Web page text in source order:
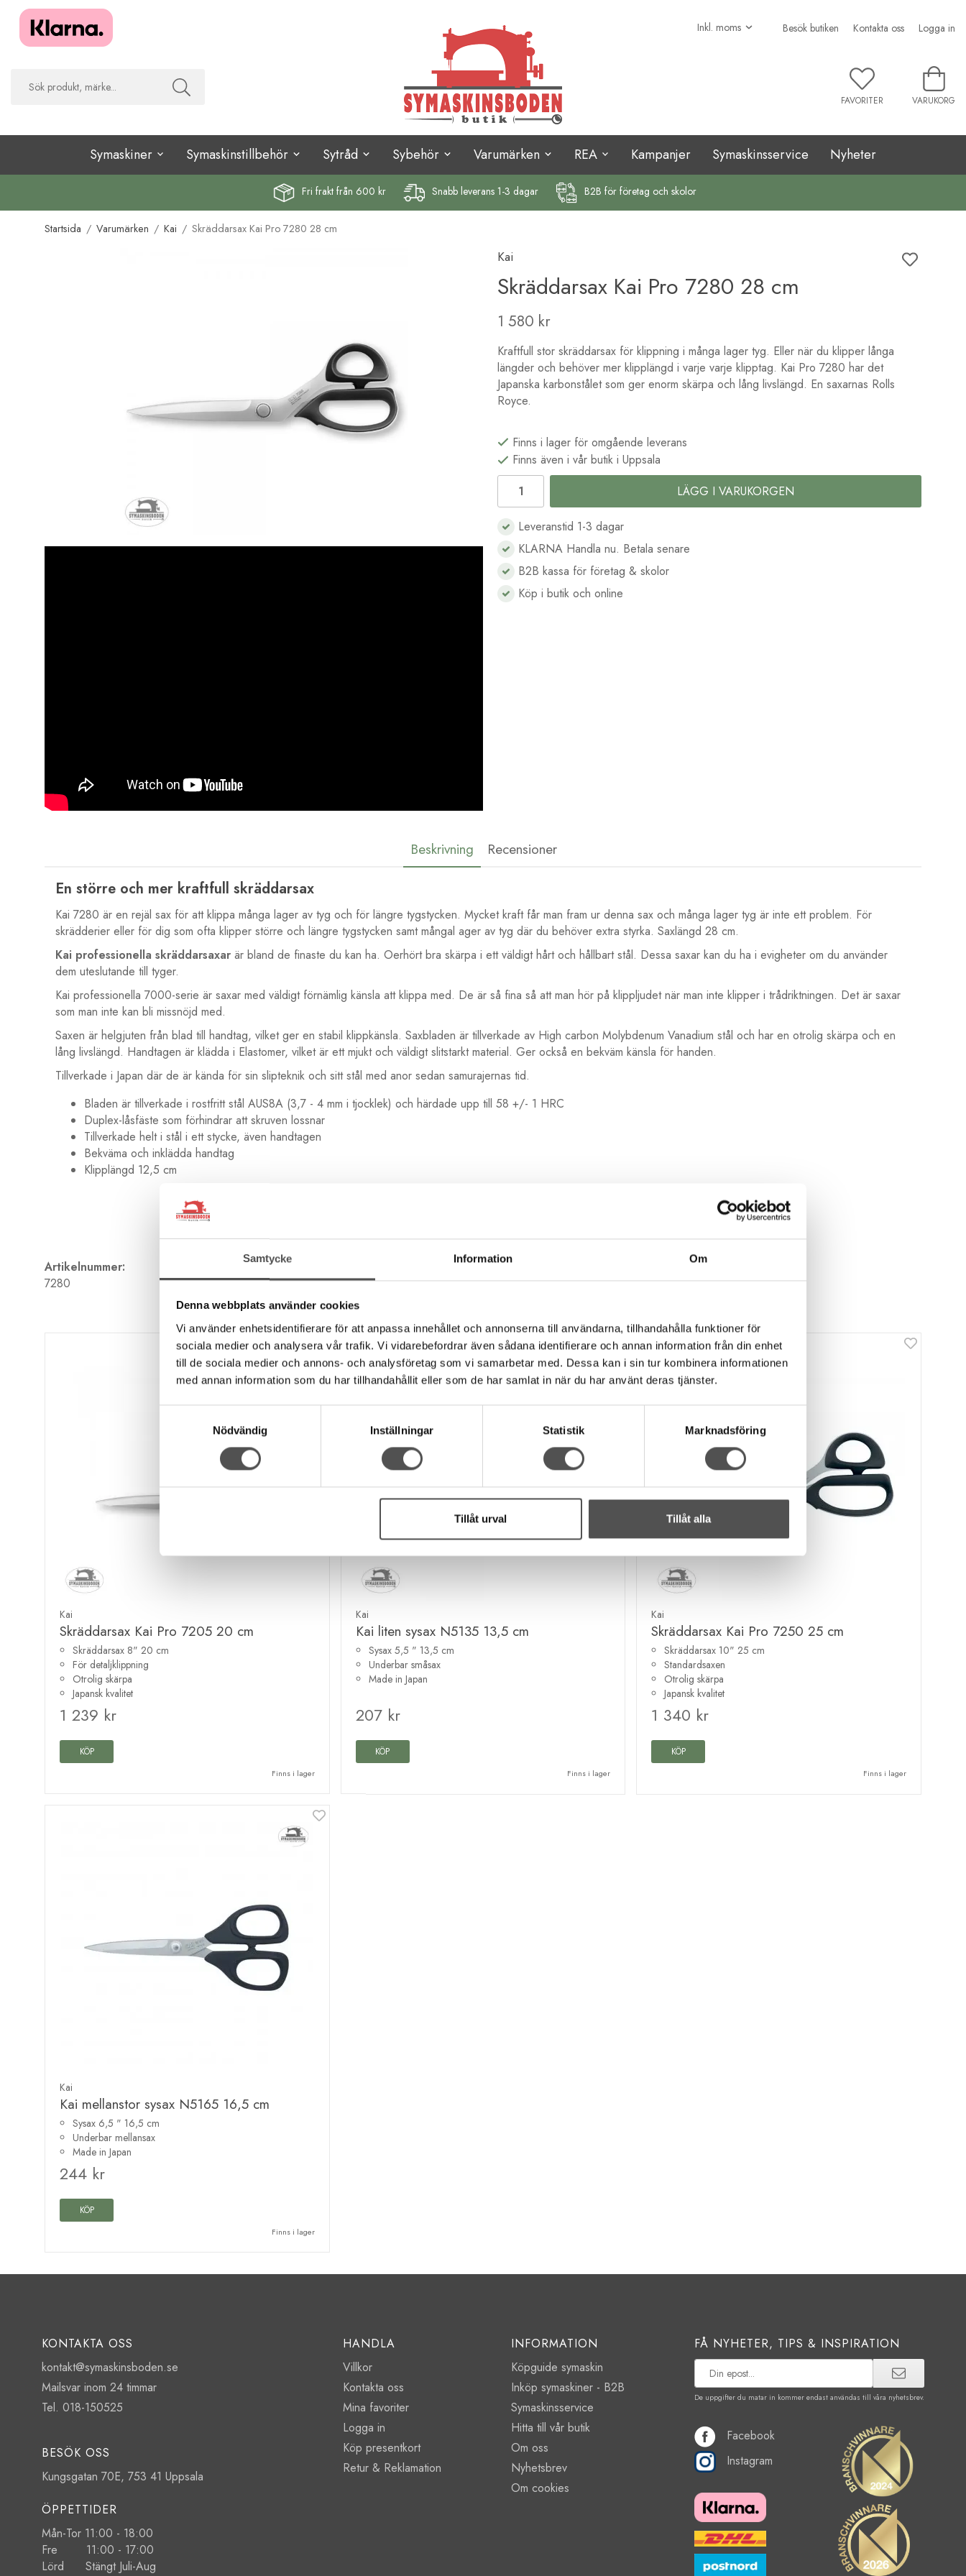
Samtycke Information Om
Denna webbplats använder cookies
Vi använder enhetsidentifierare för att anpassa innehållet och annonserna till användarna, tillhandahålla funktioner för
sociala medier och analysera vår trafik. Vi vidarebefordrar även sådana identifierare och annan information från din enhet
till de sociala medier och annons- och analysföretag som vi samarbetar med. Dessa kan i sin tur kombinera informationen
med annan information som du har tillhandahållit eller som de har samlat in när du har använt deras tjänster.
Nödvändig
Inställningar Statistik Marknadsföring
Tillåt urval Tillåt alla
Besök butiken Kontakta oss Logga in
FAVORITER VARUKORG
Symaskiner Symaskinstillbehör Sytråd Sybehör Varumärken REA Kampanjer Symaskinsservice Nyheter
Fri fraktfrån 600 kr Snabb leverans 1-3 dagar B2B för företag och skolor
Startsida / Varumärken / Kai / Skräddarsax Kai Pro 7280 28 cm
Kai
Skräddarsax Kai Pro 7280 28 cm
1 580 kr
Kraftfull stor skräddarsax för klippning i många lager tyg. Eller när du klipper långa
längder och behöver mer klipplängd i varje varje klipptag. Kai Pro 7280 har det
Japanska karbonstålet som ger enorm skärpa och lång livslängd. En saxarnas Rolls
Royce.
Finns i lager för omgående leverans
Finns även i vår butik i Uppsala
LÄGG I VARUKORGEN
Leveranstid 1-3 dagar
KLARNA Handla nu. Betala senare
B2B kassa för företag & skolor
Köp i butik och online
Beskrivning Recensioner
En större och mer kraftfull skräddarsax
Kai 7280 är en rejäl sax för att klippa många lager av tyg och för längre tygstycken. Mycket kraft får man fram ur denna sax och många lager tyg är inte ett problem. För
skrädderier eller för dig som ofta klipper större och längre tygstycken samt mångal ager av tyg där du behöver extra styrka. Saxlängd 28 cm.
Kai professionella skräddarsaxar är bland de finaste du kan ha. Oerhört bra skärpa i ett väldigt hårt och hållbart stål. Dessa saxar kan du ha i evigheter om du använder
dem uteslutande till tyger.
Kai professionella 7000-serie är saxar med väldigt förnämlig känsla att klippa med. De är så fina så att man hör på klippljudet när man inte klipper i trådriktningen. Det är saxar
som man inte kan bli missnöjd med.
Saxen är helgjuten från blad till handtag, vilket ger en stabil klippkänsla. Saxbladen är tillverkade av High carbon Molybdenum Vanadium stål och har en otrolig skärpa och en
lång livslängd. Handtagen är klädda i Elastomer, vilket är ett mjukt och väldigt slitstarkt material. Ger också en bekväm känsla för handen.
Tillverkade i Japan där de är kända för sin slipteknik och sitt stål med anor sedan samurajernas tid.
Bladen är tillverkade i rostfritt stål AUS8A (3,7 - 4 mm i tjocklek) och härdade upp till 58 +/- 1 HRC
Duplex-låsfäste som förhindrar att skruven lossnar
Tillverkade helt i stål i ett stycke, även handtagen
Bekväma och inklädda handtag
Klipplängd 12,5 cm
Artikelnummer:
7280
Rekommenderade tillbehör till denna produkt
Kai
Skräddarsax Kai Pro 7205 20 cm
Skräddarsax 8" 20 cm
För detaljklippning
Otrolig skärpa
Japansk kvalitet
1 239 kr
KÖP
Finns i lager
Kai
Kai liten sysax N5135 13,5 cm
Sysax 5,5 " 13,5 cm
Underbar småsax
Made in Japan
207 kr
KÖP
Finns i lager
Kai
Skräddarsax Kai Pro 7250 25 cm
Skräddarsax 10" 25 cm
Standardsaxen
Otrolig skärpa
Japansk kvalitet
1 340 kr
KÖP
Finns i lager
Kai
Kai mellanstor sysax N5165 16,5 cm
Sysax 6,5 " 16,5 cm
Underbar mellansax
Made in Japan
244 kr
KÖP
Finns i lager
KONTAKTA OSS
kontakt@symaskinsboden.se
Mailsvar inom 24 timmar
Tel. 018-150525
BESÖK OSS
Kungsgatan 70E, 753 41 Uppsala
ÖPPETTIDER
Mån-Tor 11:00 - 18:00
Fre 11:00 - 17:00
Lörd Stängt Juli-Aug
HANDLA
Villkor
Kontakta oss
Mina favoriter
Logga in
Köp presentkort
Retur & Reklamation
INFORMATION
Köpguide symaskin
Inköp symaskiner - B2B
Symaskinsservice
Hitta till vår butik
Om oss
Nyhetsbrev
Om cookies
FÅ NYHETER, TIPS & INSPIRATION
De uppgifter du matar in kommer endast användas till våra nyhetsbrev.
Facebook
Instagram